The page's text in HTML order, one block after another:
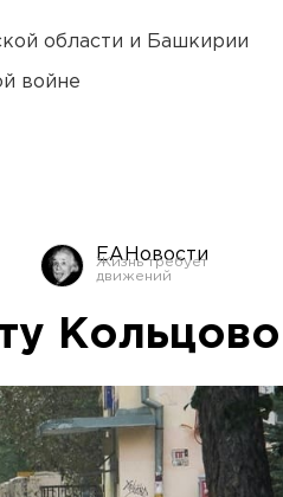
области и Башкирии
войне
ЕАНовости
Кольцово